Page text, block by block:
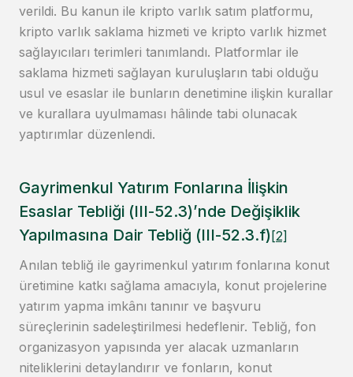
verildi. Bu kanun ile kripto varlık satım platformu,
kripto varlık saklama hizmeti ve kripto varlık hizmet
sağlayıcıları terimleri tanımlandı. Platformlar ile
saklama hizmeti sağlayan kuruluşların tabi olduğu
usul ve esaslar ile bunların denetimine ilişkin kurallar
ve kurallara uyulmaması hâlinde tabi olunacak
yaptırımlar düzenlendi.
Gayrimenkul Yatırım Fonlarına İlişkin
Esaslar Tebliği (III-52.3)’nde Değişiklik
Yapılmasına Dair Tebliğ (III-52.3.f) [2]
Anılan tebliğ ile gayrimenkul yatırım fonlarına konut
üretimine katkı sağlama amacıyla, konut projelerine
yatırım yapma imkânı tanınır ve başvuru
süreçlerinin sadeleştirilmesi hedeflenir. Tebliğ, fon
organizasyon yapısında yer alacak uzmanların
niteliklerini detaylandırır ve fonların, konut